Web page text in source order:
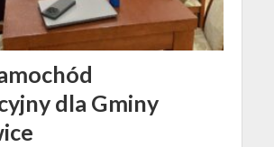
dla Gminy